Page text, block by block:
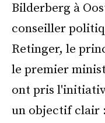
Bilderberg à
conseiller
Retinger, le
le premier
ont pris
un objectif clair